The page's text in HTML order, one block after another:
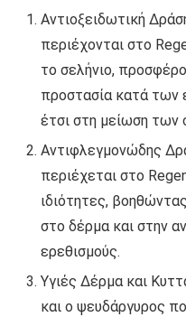
Αντιοξειδωτική
περιέχονται στο
το σελήνιο,
προστασία κατά των
έτσι στη μείωση των
Αντιφλεγμονώδης
περιέχεται στο
ιδιότητες,
στο δέρμα και στην
ερεθισμούς.
Υγιές Δέρμα και
και ο ψευδάργυρος